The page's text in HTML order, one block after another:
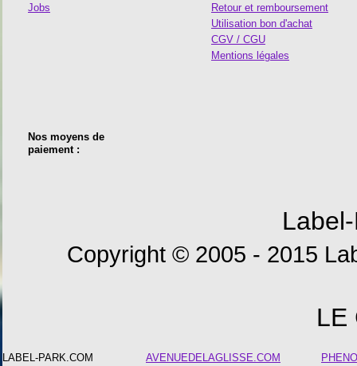
Jobs
Retour et remboursement
Utilisation bon d'achat
CGV / CGU
Mentions légales
Nos moyens de
paiement :
Copyright © 2005 - 2015
LE
LABEL-PARK.COM
AVENUEDELAGLISSE.COM